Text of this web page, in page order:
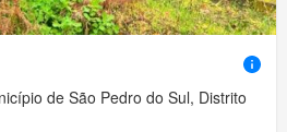
de São Pedro do Sul, Distrito